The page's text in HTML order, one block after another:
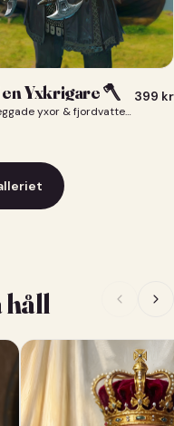
Yxkrigare 🪓
Tveeggade yxor & fjordvatten bakom dig 🪓
399 kr
håll